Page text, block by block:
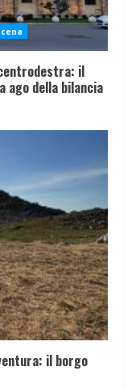
il
ago della bilancia
il borgo